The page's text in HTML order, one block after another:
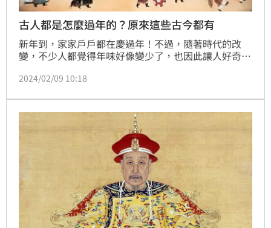
古人都是怎麼過年的？原來這些古今都有
新年到，家家戶戶都在慶過年！不過，隨著時代的改
變，不少人都覺得年味好像變少了，也因此讓人好奇古
忙熱鬧，只不過細節上略有不同，多了些古老的儀式；
放鞭炮。（記者唐家興）
2024/02/09 10:18